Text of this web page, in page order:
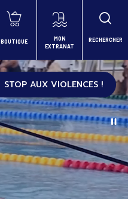
BOUTIQUE
MON
EXTRANAT
RECHERCHER
STOP AUX VIOLENCES !